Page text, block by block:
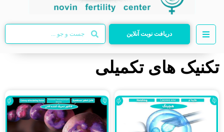
دریافت نوبت آنلاین
تکنیک های تکمیلی